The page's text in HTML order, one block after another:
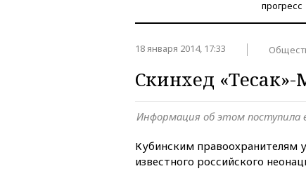
прогресс
18 января 2014, 17:33
Скинхед
Информация об этом поступила
Кубинским правоохранителям
известного российского